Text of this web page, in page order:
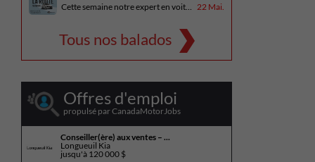
22 Mai.
Tous nos balados
Offres d'emploi
propulsé par CanadaMotorJobs
Conseiller(ère) aux ventes – ...
Longueuil Kia
jusqu'à 120 000 $